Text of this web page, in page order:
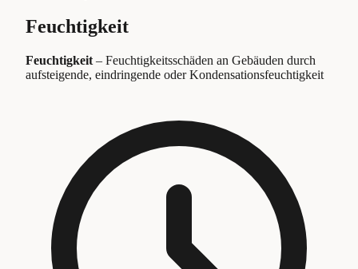
Feuchtigkeit
Feuchtigkeit – Feuchtigkeitsschäden an Gebäuden durch
aufsteigende, eindringende oder Kondensationsfeuchtigkeit